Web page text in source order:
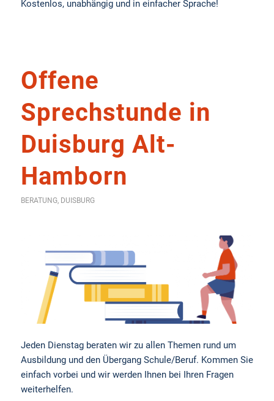
Kostenlos, unabhängig und in einfacher Sprache!
Offene
Sprechstunde in
Duisburg Alt-
Hamborn
BERATUNG, DUISBURG
Jeden Dienstag beraten wir zu allen Themen rund um
Ausbildung und den Übergang Schule/Beruf. Kommen Sie
einfach vorbei und wir werden Ihnen bei Ihren Fragen
weiterhelfen.